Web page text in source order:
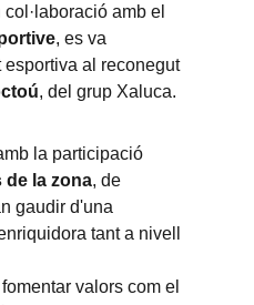
amb el
, es va
al reconegut
, del grup Xaluca.
la participació
de la zona, de
gaudir d'una
tant a nivell
valors com el